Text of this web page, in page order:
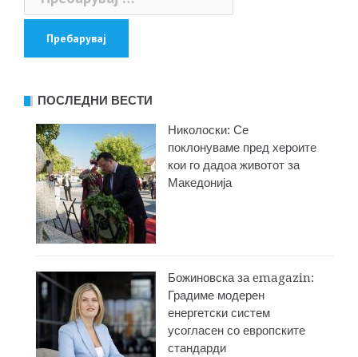
за:
ПОСЛЕДНИ ВЕСТИ
Николоски: Се
поклонуваме пред хероите
кои го дадоа животот за
Македонија
Божиновска за emagazin:
Градиме модерен
енергетски систем
усогласен со европските
стандарди